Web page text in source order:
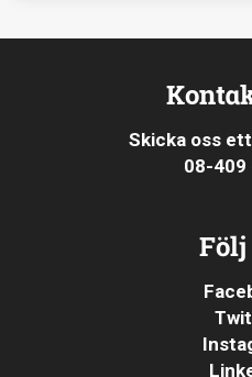
Skicka oss
08-409
Följ